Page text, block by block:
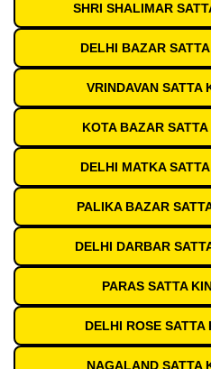
SHRI SHALIMAR
DELHI BAZAR
VRINDAVAN SATTA
KOTA BAZAR
DELHI MATKA
PALIKA BAZAR
DELHI DARBAR
PARAS SATTA
DELHI ROSE
NAGALAND SATTA